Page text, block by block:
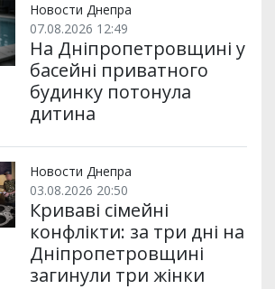
Новости Днепра
07.08.2026 12:49
На Дніпропетровщині у
басейні приватного
будинку потонула
дитина
Новости Днепра
03.08.2026 20:50
Криваві сімейні
конфлікти: за три дні на
Дніпропетровщині
загинули три жінки